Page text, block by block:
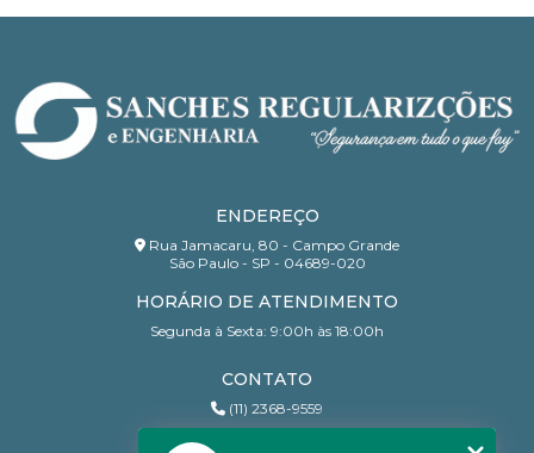
ENDEREÇO
Rua Jamacaru, 80 - Campo Grande
São Paulo - SP - 04689-020
HORÁRIO DE ATENDIMENTO
Segunda à Sexta: 9:00h às 18:00h
CONTATO
(11) 2368-9559